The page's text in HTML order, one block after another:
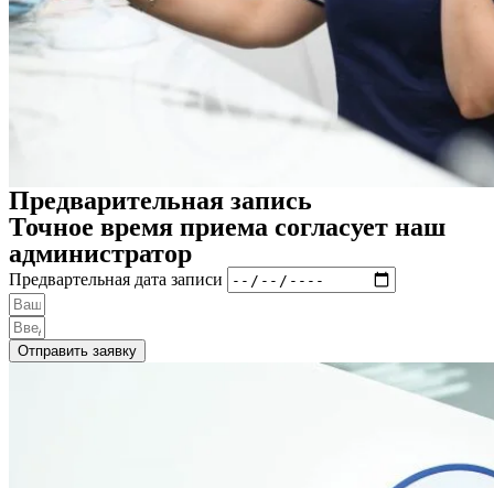
Предварительная запись
Точное время приема согласует наш
администратор
Предвартельная дата записи
Отправить заявку